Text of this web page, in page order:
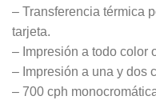
– Transferencia térmica
tarjeta.
– Impresión a todo color
– Impresión a una y dos
– 700 cph